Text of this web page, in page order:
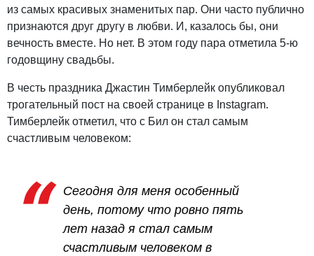
из самых красивых знаменитых пар. Они часто публично
признаются друг другу в любви. И, казалось бы, они
вечность вместе. Но нет. В этом году пара отметила 5-ю
годовщину свадьбы.
В честь праздника Джастин Тимберлейк опубликовал
трогательный пост на своей странице в Instagram.
Тимберлейк отметил, что с Бил он стал самым
счастливым человеком:
Сегодня для меня особенный
день, потому что ровно пять
лет назад я стал самым
счастливым человеком в